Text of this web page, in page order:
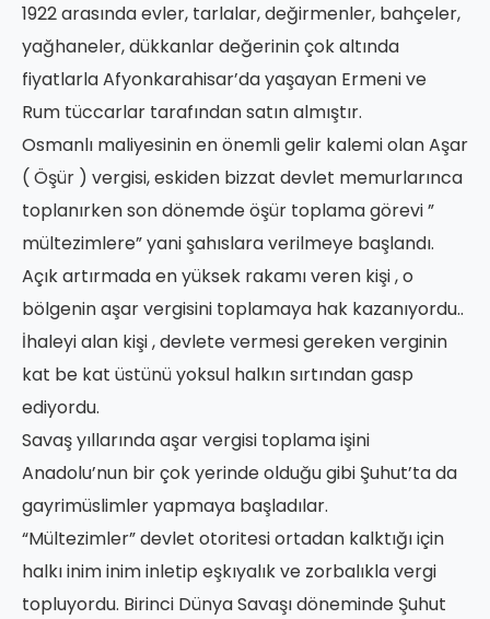
1922 arasında evler, tarlalar, değirmenler, bahçeler,
yağhaneler, dükkanlar değerinin çok altında
fiyatlarla Afyonkarahisar’da yaşayan Ermeni ve
Rum tüccarlar tarafından satın almıştır.
Osmanlı maliyesinin en önemli gelir kalemi olan Aşar
( Öşür ) vergisi, eskiden bizzat devlet memurlarınca
toplanırken son dönemde öşür toplama görevi ”
mültezimlere” yani şahıslara verilmeye başlandı.
Açık artırmada en yüksek rakamı veren kişi , o
bölgenin aşar vergisini toplamaya hak kazanıyordu..
İhaleyi alan kişi , devlete vermesi gereken verginin
kat be kat üstünü yoksul halkın sırtından gasp
ediyordu.
Savaş yıllarında aşar vergisi toplama işini
Anadolu’nun bir çok yerinde olduğu gibi Şuhut’ta da
gayrimüslimler yapmaya başladılar.
“Mültezimler” devlet otoritesi ortadan kalktığı için
halkı inim inim inletip eşkıyalık ve zorbalıkla vergi
topluyordu. Birinci Dünya Savaşı döneminde Şuhut